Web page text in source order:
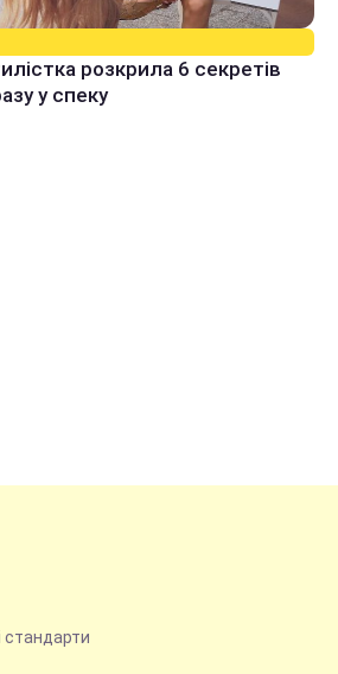
розкрила 6 секретів
у спеку
стандарти